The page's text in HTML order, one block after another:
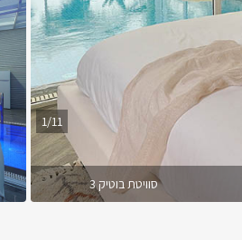
1/11
סוויטת בוטיק 3